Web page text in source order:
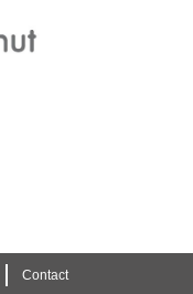
Contact